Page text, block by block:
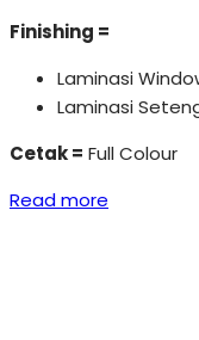
Finishing =
Laminasi
Laminasi
Cetak = Full Colour
Read more